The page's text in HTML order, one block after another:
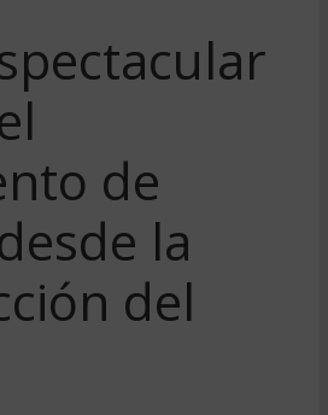
de
la
del